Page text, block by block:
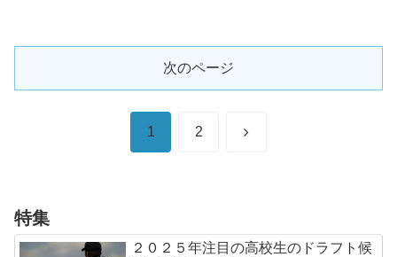
次のページ
1 2 次
特集
２０２５年注目の高校生のドラフト候